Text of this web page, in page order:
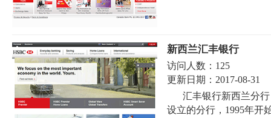
新西兰汇丰银行
访问人数： 125
更新日期： 2017-08-31
汇丰银行新西兰分
设立的分行，1995年开